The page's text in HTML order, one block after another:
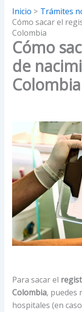
Inicio
Trámites
Cómo sacar el
Colombia
Cómo
de
Colombia
Para sacar el
Colombia, puedes
hospitales (en